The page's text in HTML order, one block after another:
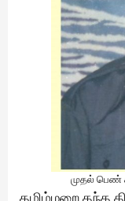
முதல் பெண்
தழிழ்மறை தந்த